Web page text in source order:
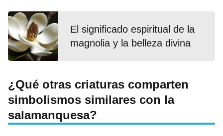
El significado espiritual de la
magnolia y la belleza divina
¿Qué otras criaturas comparten
simbolismos similares con la
salamanquesa?